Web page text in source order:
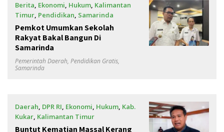
Berita, Ekonomi, Hukum, Kalimantan
Timur, Pendidikan, Samarinda
April 25, 2025
Pemkot Umumkan Sekolah
Rakyat Bakal Bangun Di
Samarinda
Pemerintah Daerah, Pendidikan Gratis,
Samarinda
Daerah, DPR RI, Ekonomi, Hukum, Kab.
Kukar, Kalimantan Timur
Maret 21, 2025
Buntut Kematian Massal Kerang